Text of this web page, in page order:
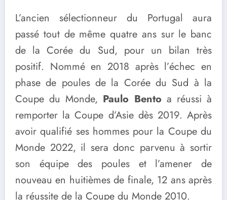
L’ancien sélectionneur du Portugal aura
passé tout de même quatre ans sur le banc
de la Corée du Sud, pour un bilan très
positif. Nommé en 2018 après l’échec en
phase de poules de la Corée du Sud à la
Coupe du Monde, Paulo Bento a réussi à
remporter la Coupe d’Asie dès 2019. Après
avoir qualifié ses hommes pour la Coupe du
Monde 2022, il sera donc parvenu à sortir
son équipe des poules et l’amener de
nouveau en huitièmes de finale, 12 ans après
la réussite de la Coupe du Monde 2010.